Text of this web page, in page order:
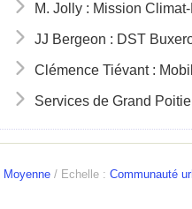
M. Jolly : Mission
JJ Bergeon : DST
Clémence Tiévant :
Services de Grand
Moyenne / Echelle : Communauté